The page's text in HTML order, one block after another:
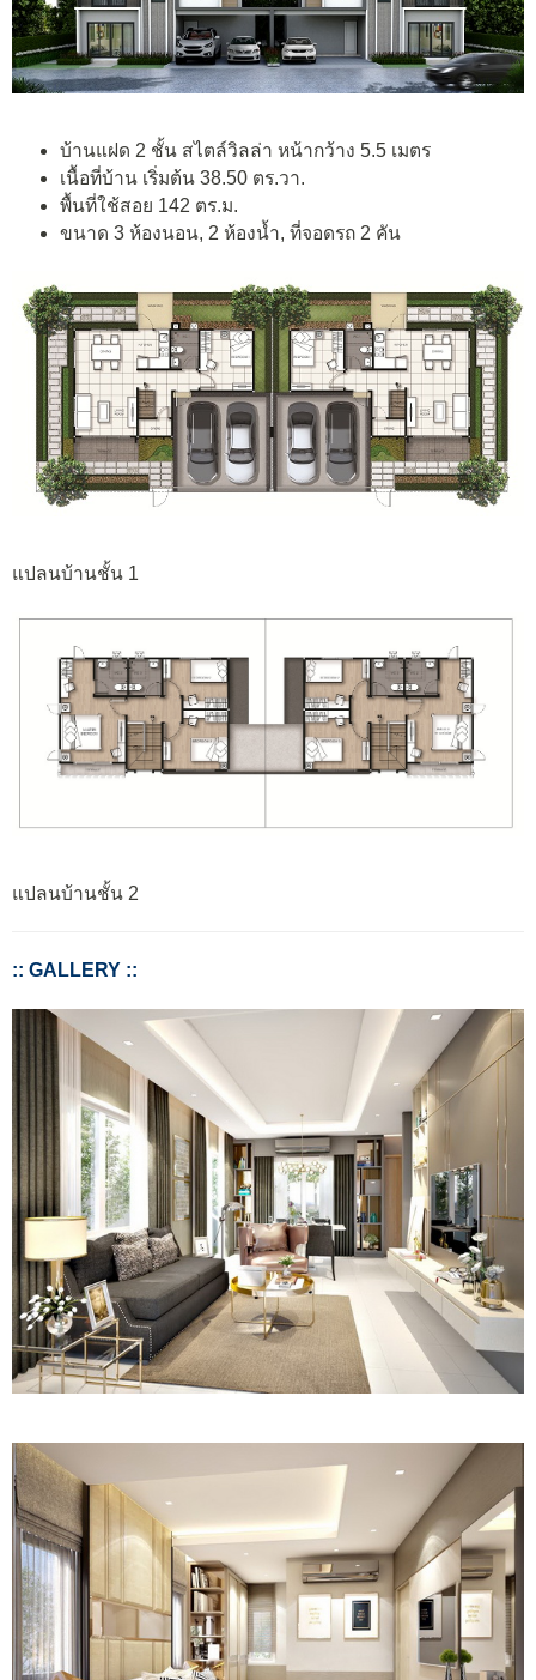
บ้านแฝด 2 ชั้น สไตล์วิลล่า หน้ากว้าง 5.5 เมตร
เนื้อที่บ้าน เริ่มต้น 38.50 ตร.วา.
พื้นที่ใช้สอย 142 ตร.ม.
ขนาด 3 ห้องนอน, 2 ห้องน้ำ, ที่จอดรถ 2 คัน
แปลนบ้านชั้น 1
แปลนบ้านชั้น 2
:: GALLERY ::